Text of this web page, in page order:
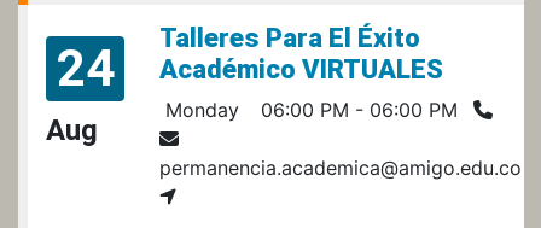
24
Aug
Talleres Para El Éxito
Académico VIRTUALES
Monday 06:00 PM - 06:00 PM
permanencia.academica@amigo.edu.co